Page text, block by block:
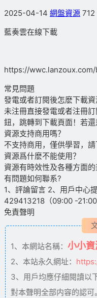
2025-04-14 網盤資源 712
藍奏雲在線下載
https://
常見問題
發電或者訂閱後怎麽下載資
未注冊直接發電或者注冊
鈕，跳轉到下載頁面！若還
資源支持商用嗎？
不支持商用，僅供學習，
資源爲什麽不能使用？
資源有時效性及各種方面
有問題如何聯系?
1、評論留言 2、用戶中心
429413218（09:00 -21:00
免責聲明
1、本網站名稱： 小小
2、本站永久網址：
3、用戶均應仔細閱讀以
對本聲明全部内容的認可。